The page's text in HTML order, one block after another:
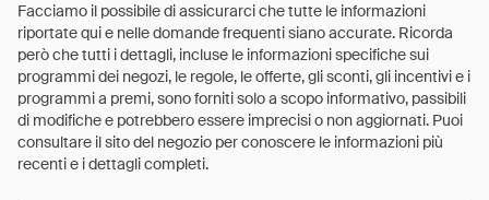
Facciamo il possibile di assicurarci che tutte le informazioni
riportate qui e nelle domande frequenti siano accurate. Ricorda
però che tutti i dettagli, incluse le informazioni specifiche sui
programmi dei negozi, le regole, le offerte, gli sconti, gli incentivi e i
programmi a premi, sono forniti solo a scopo informativo, passibili
di modifiche e potrebbero essere imprecisi o non aggiornati. Puoi
consultare il sito del negozio per conoscere le informazioni più
recenti e i dettagli completi.